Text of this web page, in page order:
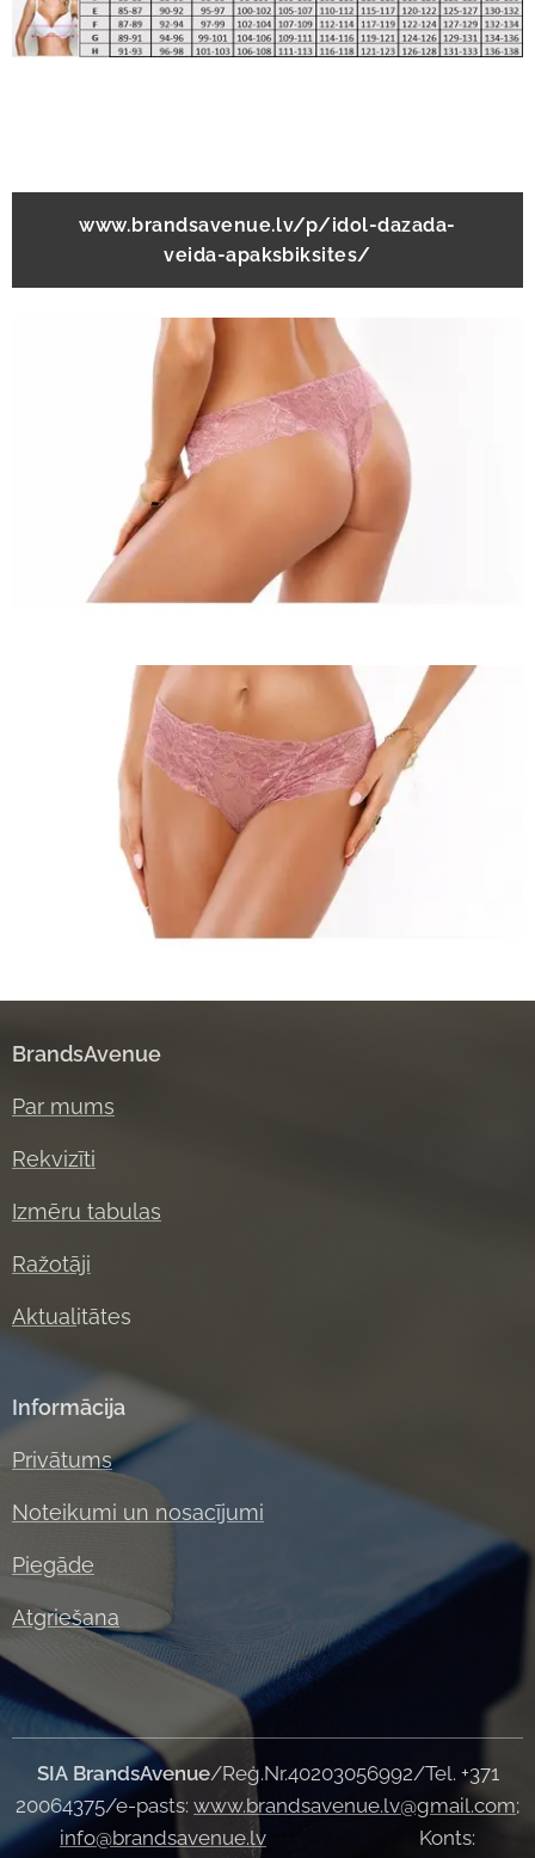
www.brandsavenue.lv/p/idol-dazada-
veida-apaksbiksites/
BrandsAvenue
Par mums
Rekvizīti
Izmēru tabulas
Ražotāji
Aktualitātes
Informācija
Privātums
Noteikumi un nosacījumi
Piegāde
Atgriešana
SIA BrandsAvenue/Reģ.Nr.40203056992/Tel. +371
20064375/e-pasts: www.brandsavenue.lv@gmail.com;
info@brandsavenue.lv Konts: